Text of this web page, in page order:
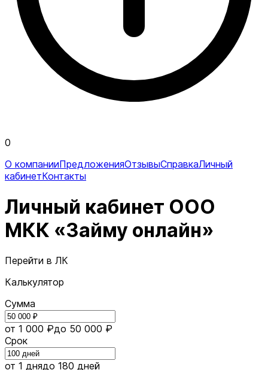
0
О компанииПредложенияОтзывыСправкаЛичный
кабинетКонтакты
Личный кабинет ООО
МКК «Займу онлайн»
Перейти в ЛК
Калькулятор
Сумма
от 1 000 ₽до 50 000 ₽
Срок
от 1 днядо 180 дней